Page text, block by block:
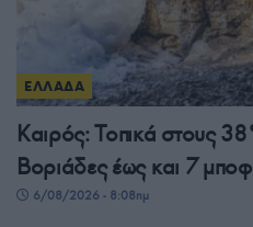
ΕΛΛΑΔΑ
Καιρός: Τοπικά στους
Βοριάδες έως και 7
6/08/2026 - 8:08πμ